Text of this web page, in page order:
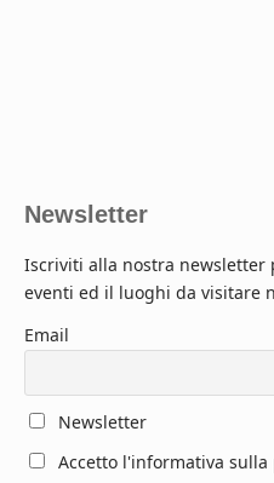
Newsletter
Iscriviti alla nostra
eventi ed il luoghi da visitare
Email
Newsletter
Accetto l'informativa sulla